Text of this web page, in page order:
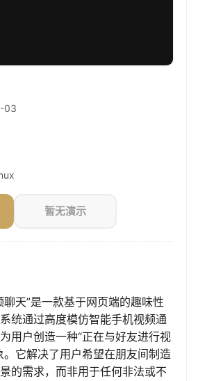
03
暂无演示
聊天”是一款基于网页端的趣味性
统通过高度模仿智能手机视频通
用户创造一种“正在与好友进行视
。它解决了用户希望在朋友间制造
的需求，而非用于任何非法或不